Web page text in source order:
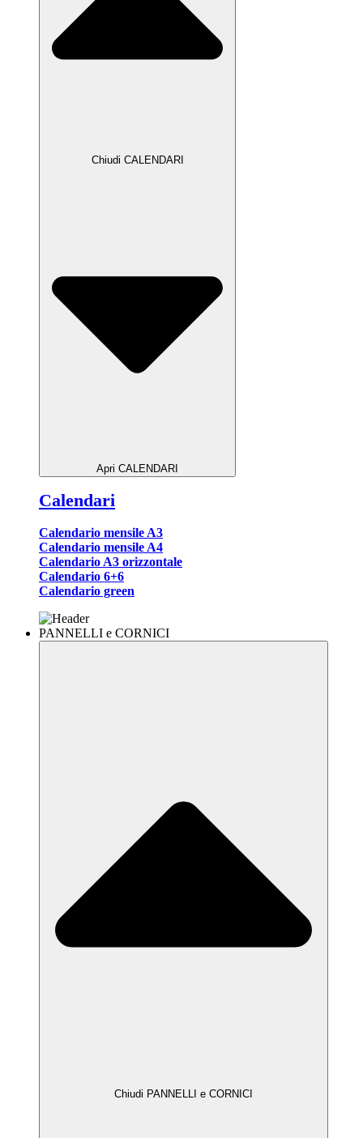
Chiudi CALENDARI
Apri CALENDARI
Calendari
Calendario mensile A3
Calendario mensile A4
Calendario A3 orizzontale
Calendario 6+6
Calendario green
PANNELLI e CORNICI
Chiudi PANNELLI e CORNICI